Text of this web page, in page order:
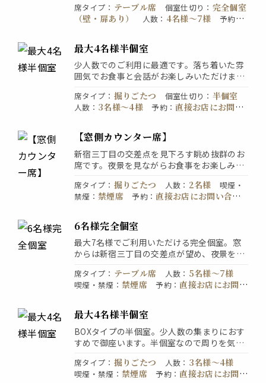
い！併せてご利用しやすい2時間または3時間
飲み放題付き宴会コースを取り揃えておりま
わせて選びやすいプランをご用意しておりま
す♪
席タイプ ： テーブル席 個室仕切り ： 完全個室
（壁・扉あり）
人数 ： 4名様〜7様 予約：
最大4名様半個室
少人数でのご利用に最適です。落ち着いた雰
囲気でお食事と会話がお楽しみいただけま
もご利用いただけます。人気のお席なのでご
利用にはご予約がおすすめです。
席タイプ ： 掘りごたつ 個室仕切り ： 半個室
人数 ： 3名様〜4様 予約 ：直接お店にお問い
【窓側カウンター席】
新宿三丁目の交差点を見下ろす眺め抜群のお
席です。夜景を見ながらお食事をお楽しみい
食事やデートでのご利用に最適です。
席タイプ ： 掘りごたつ 人数 ： 2名様
喫煙・
禁煙 ： 禁煙席 予約：直接お店にお問い合わ
6名様完全個室
最大7名様でご利用いただける完全個室。窓
からは新宿三丁目の交差点が望め、夜景を見
待、家族での食事、大切な人とのお食事に最
適な空間で御座います。
席タイプ ： テーブル席 人数 ： 5名様〜7様
喫煙・禁煙 ： 禁煙席 予約：直接お店にお問い
最大4名様半個室
BOXタイプの半個室。少人数の集まりにおす
すめで御座います。半個室なので周りを気に
だけます。会社の飲み会やご家族、ご友人と
のお食事など様々な場面でご利用いただけま
席タイプ ： 掘りごたつ 人数 ： 3名様〜4様
喫煙・禁煙 ： 禁煙席 予約：直接お店にお問い